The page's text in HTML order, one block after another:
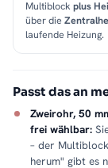
Multiblock plus
über die
laufende Heizung.
Passt das an
Zweirohr, 50
frei wählbar:
– der
herum" gibt es